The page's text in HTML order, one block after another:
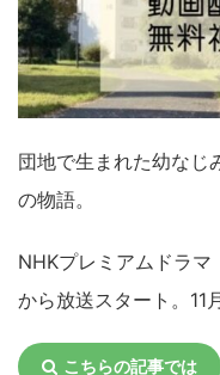
団地で生まれた幼なじ
の物語。
NHKプレミアムドラ
から放送スタート。11
こちらの記事では